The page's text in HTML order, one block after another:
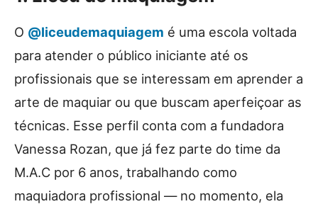
O @liceudemaquiagem é uma escola voltada
para atender o público iniciante até os
profissionais que se interessam em aprender a
arte de maquiar ou que buscam aperfeiçoar as
técnicas. Esse perfil conta com a fundadora
Vanessa Rozan, que já fez parte do time da
M.A.C por 6 anos, trabalhando como
maquiadora profissional — no momento, ela